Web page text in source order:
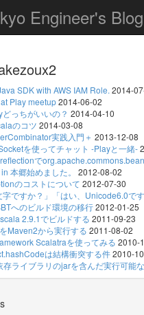
Engineer's Blog
SDK with AWS IAM Role. 2014-
Play meetup2014-06-02
っちがいいの？ 2014-04-10
のコツ 2014-03-08
実践入門＋ 2013-12-08
を使ってチャット -Playと一緒-
で
本郷始めました。
2012-08-02
のコストについて 2012-07-30
字ですか？」「はい、Unicode6.0で
へのビルド環境の移行2012-01-25
2.9.1でビルドする 2011-09-23
Maven2から実行する 2011-08-02
Scalatraを使ってみる 2010-
は結構衝突する件2010-
存ライブラリのjarを含んだ実行可能